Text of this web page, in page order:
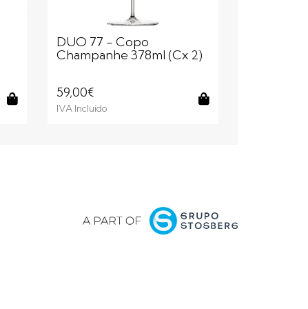
Comprar
DUO 77 - Copo
Champanhe 378ml (Cx 2)
59,00€
IVA Incluído